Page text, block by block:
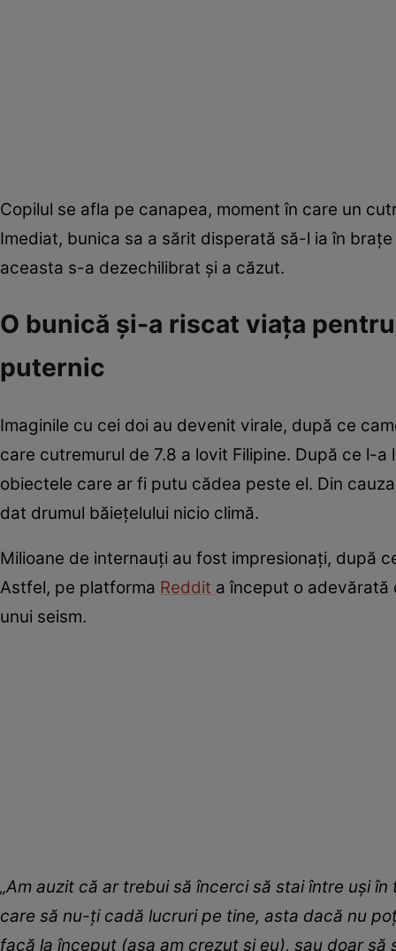
Copilul se afla pe canapea, moment în care un
Imediat, bunica sa a sărit disperată să-l ia în
aceasta s-a dezechilibrat și a căzut.
O bunică și-a riscat viața
puternic
Imaginile cu cei doi au devenit virale, după ce
care cutremurul de 7.8 a lovit Filipine. După ce l-
obiectele care ar fi putu cădea peste el. Din
dat drumul băiețelului nicio climă.
Milioane de internauți au fost impresionați, după
Astfel, pe platforma Reddit a început o adevărată
unui seism.
„Am auzit că ar trebui să încerci să stai între uși
care să nu-ți cadă lucruri pe tine, asta dacă nu
facă la început (așa am crezut și eu), sau doar să